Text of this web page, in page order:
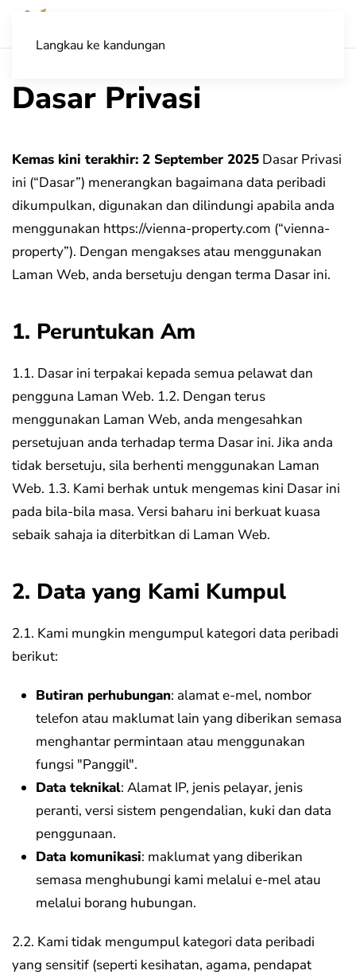
Langkau ke kandungan
Dasar Privasi
Kemas kini terakhir: 2 September 2025 Dasar Privasi
ini (“Dasar”) menerangkan bagaimana data peribadi
dikumpulkan, digunakan dan dilindungi apabila anda
menggunakan https://vienna-property.com (“vienna-
property”). Dengan mengakses atau menggunakan
Laman Web, anda bersetuju dengan terma Dasar ini.
1. Peruntukan Am
1.1. Dasar ini terpakai kepada semua pelawat dan
pengguna Laman Web. 1.2. Dengan terus
menggunakan Laman Web, anda mengesahkan
persetujuan anda terhadap terma Dasar ini. Jika anda
tidak bersetuju, sila berhenti menggunakan Laman
Web. 1.3. Kami berhak untuk mengemas kini Dasar ini
pada bila-bila masa. Versi baharu ini berkuat kuasa
sebaik sahaja ia diterbitkan di Laman Web.
2. Data yang Kami Kumpul
2.1. Kami mungkin mengumpul kategori data peribadi
berikut:
Butiran perhubungan: alamat e-mel, nombor
telefon atau maklumat lain yang diberikan semasa
menghantar permintaan atau menggunakan
fungsi "Panggil".
Data teknikal: Alamat IP, jenis pelayar, jenis
peranti, versi sistem pengendalian, kuki dan data
penggunaan.
Data komunikasi: maklumat yang diberikan
semasa menghubungi kami melalui e-mel atau
melalui borang hubungan.
2.2. Kami tidak mengumpul kategori data peribadi
yang sensitif (seperti kesihatan, agama, pendapat